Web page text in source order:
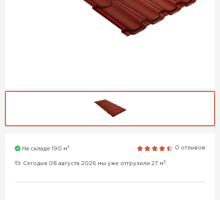
На складе 190 м3 0 отзывов
Сегодня 08 августа 2026 мы уже отгрузили 27 м3